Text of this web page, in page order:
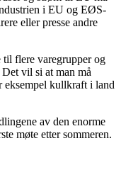
i EU og EØS-
eller presse andre
til flere varegrupper og
vil si at man må
eksempel kullkraft i land
av den enorme
møte etter sommeren.